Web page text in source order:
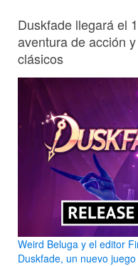
Duskfade llegará el
aventura de acción
clásicos
Weird Beluga y el editor
Duskfade, un nuevo